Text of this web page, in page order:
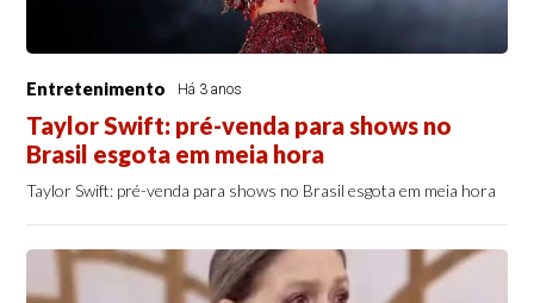
Entretenimento Há 3 anos
Taylor Swift: pré-venda para shows no
Brasil esgota em meia hora
Taylor Swift: pré-venda para shows no Brasil esgota em meia hora